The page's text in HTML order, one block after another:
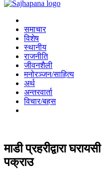
समाचार
विशेष
स्थानीय
राजनीति
जीवनशैली
मनोरञ्जन/साहित्य
अर्थ
अन्तरवार्ता
विचार/बहस
माडी प्रहरीद्वारा
पक्राउ